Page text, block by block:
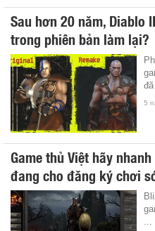
Sau hơn 20 năm,
trong phiên bản làm lại?
5
Game thủ Việt hãy
đang cho đăng ký chơi